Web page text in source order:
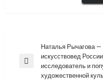
Навигация
по
записям
Previous
Наталья Рычагова
искусствовед
исследователь и
художественной